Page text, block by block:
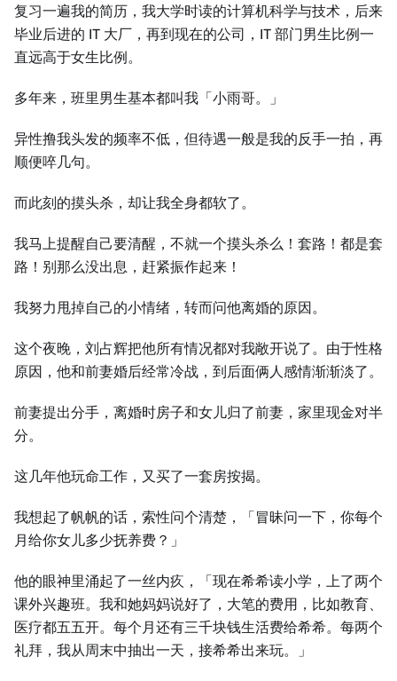
复习一遍我的简历，我大学时读的计算机科学与技术，后来
毕业后进的 IT 大厂，再到现在的公司，IT 部门男生比例一
直远高于女生比例。
多年来，班里男生基本都叫我「小雨哥。」
异性撸我头发的频率不低，但待遇一般是我的反手一拍，再
顺便啐几句。
而此刻的摸头杀，却让我全身都软了。
我马上提醒自己要清醒，不就一个摸头杀么！套路！都是套
路！别那么没出息，赶紧振作起来！
我努力甩掉自己的小情绪，转而问他离婚的原因。
这个夜晚，刘占辉把他所有情况都对我敞开说了。由于性格
原因，他和前妻婚后经常冷战，到后面俩人感情渐渐淡了。
前妻提出分手，离婚时房子和女儿归了前妻，家里现金对半
分。
这几年他玩命工作，又买了一套房按揭。
我想起了帆帆的话，索性问个清楚，「冒昧问一下，你每个
月给你女儿多少抚养费？」
他的眼神里涌起了一丝内疚，「现在希希读小学，上了两个
课外兴趣班。我和她妈妈说好了，大笔的费用，比如教育、
医疗都五五开。每个月还有三千块钱生活费给希希。每两个
礼拜，我从周末中抽出一天，接希希出来玩。」